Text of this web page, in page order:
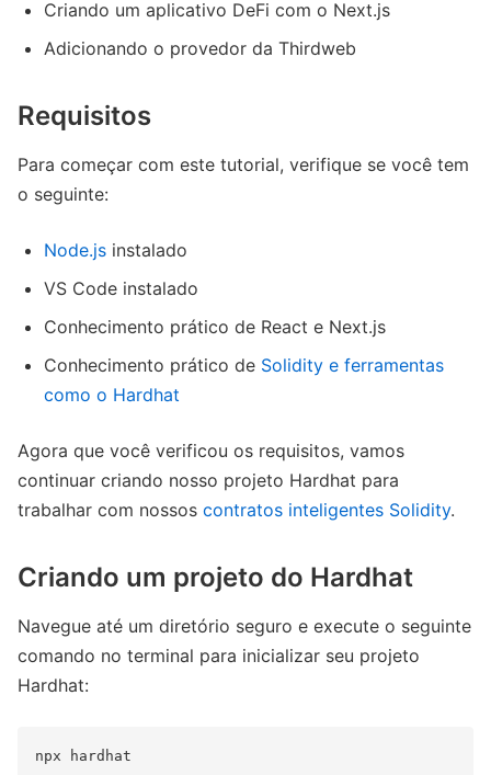
Criando um aplicativo DeFi com o Next.js
Adicionando o provedor da Thirdweb
Requisitos
Para começar com este tutorial, verifique se você tem
o seguinte:
Node.js instalado
VS Code instalado
Conhecimento prático de React e Next.js
Conhecimento prático de Solidity e ferramentas
como o Hardhat
Agora que você verificou os requisitos, vamos
continuar criando nosso projeto Hardhat para
trabalhar com nossos contratos inteligentes Solidity.
Criando um projeto do Hardhat
Navegue até um diretório seguro e execute o seguinte
comando no terminal para inicializar seu projeto
Hardhat: